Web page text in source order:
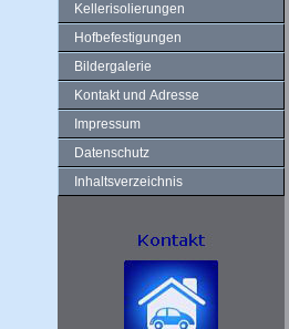
Kellerisolierungen
Hofbefestigungen
Bildergalerie
Kontakt und Adresse
Impressum
Datenschutz
Inhaltsverzeichnis